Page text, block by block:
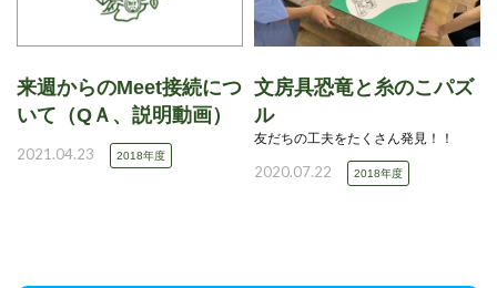
来週からのMeet接続につ
いて（QＡ、説明動画）
2021.04.23 2018年度
文房具恐竜と糸のこパズ
ル
友だちの工夫をたくさん発見！！
2020.07.22 2018年度